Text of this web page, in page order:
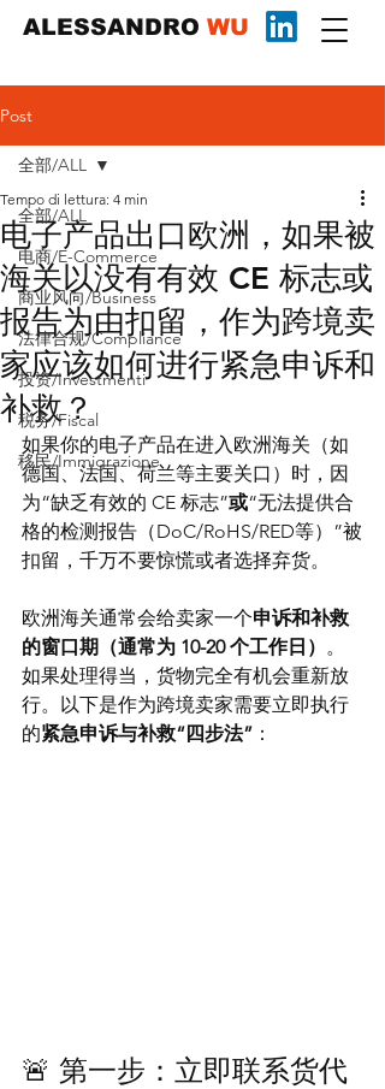
ALESSANDRO WU
Post
全部/ALL
电商/E-Commerce
商业风向/Business
法律合规/Compliance
投资/Investmenti
税务/Fiscal
移民/Immigrazione
全部/ALL
电子产品出口欧洲，如果被
海关以没有有效 CE 标志或
报告为由扣留，作为跨境卖
家应该如何进行紧急申诉和
补救？
Tempo di lettura: 4 min
如果你的电子产品在进入欧洲海关（如
德国、法国、荷兰等主要关口）时，因
为“缺乏有效的 CE 标志”或“无法提供合
格的检测报告（DoC/RoHS/RED等）”被
扣留，千万不要惊慌或者选择弃货。
欧洲海关通常会给卖家一个申诉和补救
的窗口期（通常为 10-20 个工作日） 。
如果处理得当，货物完全有机会重新放
行。以下是作为跨境卖家需要立即执行
的紧急申诉与补救“四步法” ：
🚨 第一步：立即联系货代